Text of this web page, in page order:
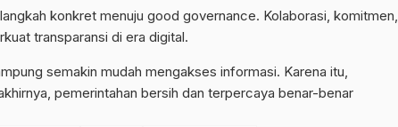
konkret menuju good governance. Kolaborasi, komitmen,
transparansi di era digital.
semakin mudah mengakses informasi. Karena itu,
pemerintahan bersih dan terpercaya benar-benar